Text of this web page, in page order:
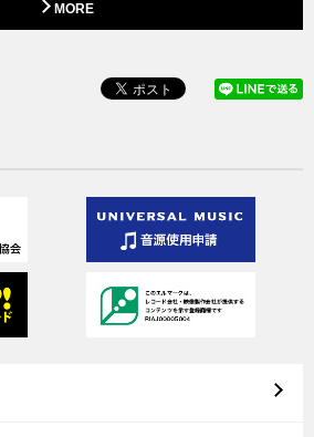
MORE